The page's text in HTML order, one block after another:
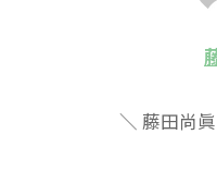
藤田尚